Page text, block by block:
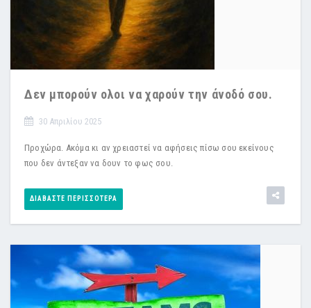
Δεν μπορούν ολοι να χαρούν την άνοδό σου.
30 Απριλίου 2025
Προχώρα. Ακόμα κι αν χρειαστεί να αφήσεις πίσω σου εκείνους
που δεν άντεξαν να δουν το φως σου.
ΔΙΑΒΆΣΤΕ ΠΕΡΙΣΣΌΤΕΡΑ